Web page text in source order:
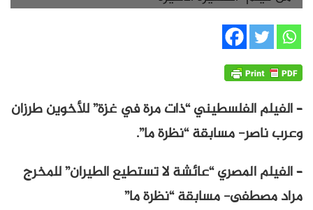
– الفيلم الفلسطيني “ذات مرة في غزة” للأخوين طرزان
وعرب ناصر- مسابقة “نظرة ما”.
– الفيلم المصري “عائشة لا تستطيع الطيران” للمخرج
مراد مصطفى- مسابقة “نظرة ما”